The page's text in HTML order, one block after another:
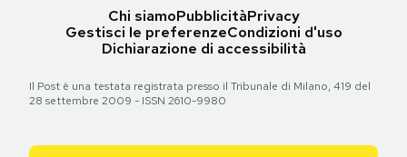
Chi siamoPubblicitàPrivacy
Gestisci le preferenzeCondizioni d'uso
Dichiarazione di accessibilità
Il Post è una testata registrata presso il Tribunale di Milano, 419 del
28 settembre 2009 - ISSN 2610-9980